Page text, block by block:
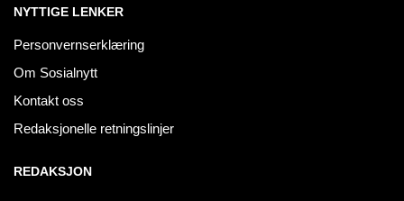
NYTTIGE LENKER
Personvernserklæring
Om Sosialnytt
Kontakt oss
Redaksjonelle retningslinjer
REDAKSJON